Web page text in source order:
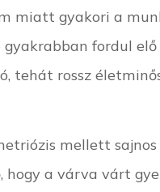
miatt gyakori a
gyakrabban fordul elő
tehát rossz
mellett
hogy a várva várt